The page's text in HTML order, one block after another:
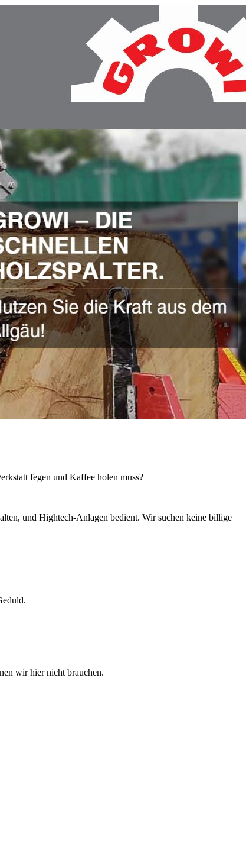
fegen und Kaffee holen muss?
und Hightech-Anlagen bedient. Wir suchen keine billige
wir hier nicht brauchen.